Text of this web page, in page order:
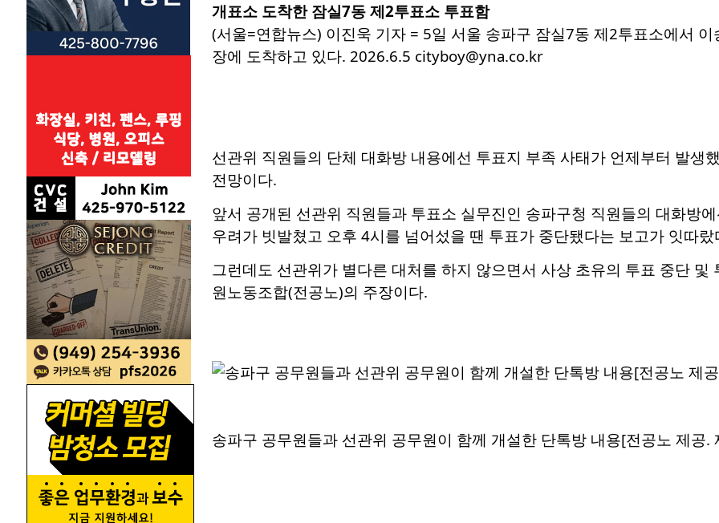
개표소 도착한 잠실7동 제2투표소 투표함
(서울=연합뉴스) 이진욱 기자 = 5일 서울 송파구 잠실7동 제2투표소에서
장에 도착하고 있다. 2026.6.5 cityboy@yna.co.kr
선관위 직원들의 단체 대화방 내용에선 투표지 부족 사태가 언제부터 발생
전망이다.
앞서 공개된 선관위 직원들과 투표소 실무진인 송파구청 직원들의 대화방
우려가 빗발쳤고 오후 4시를 넘어섰을 땐 투표가 중단됐다는 보고가 잇따랐
그런데도 선관위가 별다른 대처를 하지 않으면서 사상 초유의 투표 중단
원노동조합(전공노)의 주장이다.
송파구 공무원들과 선관위 공무원이 함께 개설한 단톡방 내용[전공노 제공.